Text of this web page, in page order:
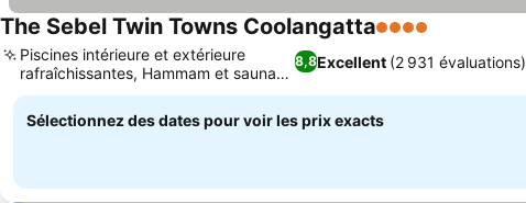
The Sebel Twin Towns Coolangatta4 Étoiles
8,8Excellent (2 931 évaluations)
Piscines intérieure et extérieure
rafraîchissantes, Hammam et sauna
relaxants
Sélectionnez des dates pour voir les prix exacts